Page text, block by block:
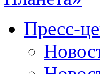
Пресс-